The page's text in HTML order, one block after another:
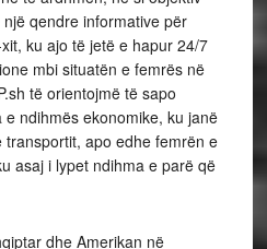
qendre informative për
ku ajo të jetë e hapur 24/7
mbi situatën e femrës në
të orientojmë të sapo
ndihmës ekonomike, ku janë
apo edhe femrën e
asaj i lypet ndihma e parë që
dhe Amerikan në